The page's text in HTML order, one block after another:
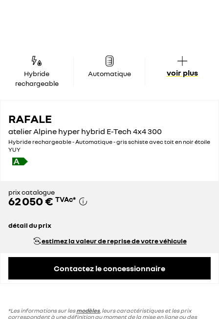
Hybride
rechargeable
Automatique voir plus
RAFALE
atelier Alpine hyper hybrid E-Tech 4x4 300
Hybride rechargeable - Automatique - gris schiste avec toit en noir étoile
YUY
prix catalogue
62 050 € TVAc*
détail du prix
estimez la valeur de reprise de votre véhicule
Contactez le concessionnaire
*Les informations sur lesmodèles, leurs caractéristiques et les prix
correspondent à une définition au moment de la mise en ligne ou des